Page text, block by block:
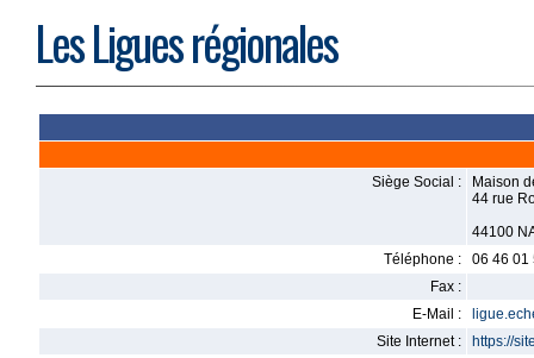
Les Ligues régionales
Siège Social :
Maison
44 rue
44100
Téléphone :
06 46 01
Fax :
E-Mail :
Site Internet :
https://